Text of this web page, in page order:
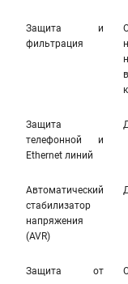
Защита и
фильтрация
Защита
телефонной и
Ethernet линий
Автоматический
стабилизатор
напряжения
(AVR)
Защита от